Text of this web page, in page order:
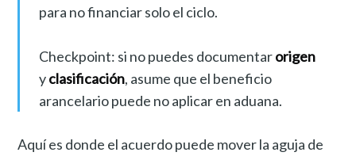
para no financiar solo el ciclo.
Checkpoint: si no puedes documentarorigen
yclasificación, asume que el beneficio
arancelario puede no aplicar en aduana.
Aquí es donde el acuerdo puede mover la aguja de